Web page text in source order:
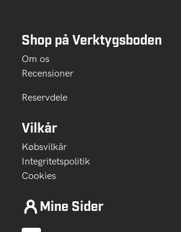
Shop på Verktygsboden
Om os
Recensioner
Reservdele
Vilkår
Købsvilkår
Integritetspolitik
Cookies
Mine Sider